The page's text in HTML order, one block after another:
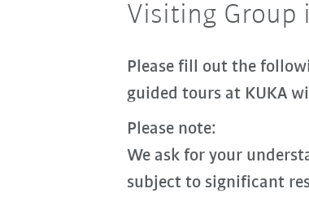
Visiting Group
Please fill out the
guided tours at KUKA
Please note:
We ask for your
subject to significant